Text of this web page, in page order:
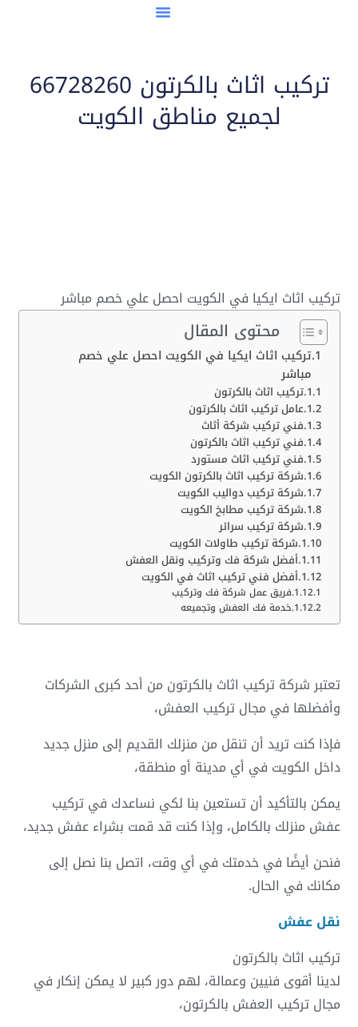
تركيب اثاث بالكرتون 66728260
لجميع مناطق الكويت
تركيب اثاث ايكيا في الكويت احصل علي خصم مباشر
محتوى المقال
تركيب اثاث ايكيا في الكويت احصل علي خصم
مباشر
تركيب اثاث بالكرتون
عامل تركيب اثاث بالكرتون
فني تركيب شركة أثاث
فني تركيب اثاث بالكرتون
فني تركيب اثاث مستورد
شركة تركيب اثاث بالكرتون الكويت
شركة تركيب دواليب الكويت
شركة تركيب مطابخ الكويت
شركة تركيب سرائر
شركة تركيب طاولات الكويت
أفضل شركة فك وتركيب ونقل العفش
أفضل فني تركيب اثاث في الكويت
فريق عمل شركة فك وتركيب
خدمة فك العفش وتجميعه
تعتبر شركة تركيب اثاث بالكرتون من أحد كبرى الشركات
وأفضلها في مجال تركيب العفش،
فإذا كنت تريد أن تنقل من منزلك القديم إلى منزل جديد
داخل الكويت في أي مدينة أو منطقة،
يمكن بالتأكيد أن تستعين بنا لكي نساعدك في تركيب
عفش منزلك بالكامل، وإذا كنت قد قمت بشراء عفش جديد،
فنحن أيضًا في خدمتك في أي وقت، اتصل بنا نصل إلى
مكانك في الحال.
نقل عفش
تركيب اثاث بالكرتون
لدينا أقوى فنيين وعمالة، لهم دور كبير لا يمكن إنكار في
مجال تركيب العفش بالكرتون،